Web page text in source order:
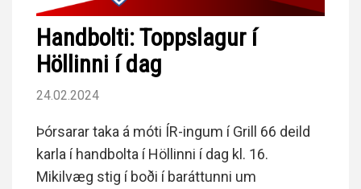
Handbolti: Toppslagur í
Höllinni í dag
24.02.2024
Þórsarar taka á móti ÍR-ingum í Grill 66 deild
karla í handbolta í Höllinni í dag kl. 16.
Mikilvæg stig í boði í baráttunni um